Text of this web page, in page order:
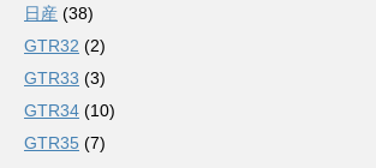
日産 (38)
GTR32 (2)
GTR33 (3)
GTR34 (10)
GTR35 (7)